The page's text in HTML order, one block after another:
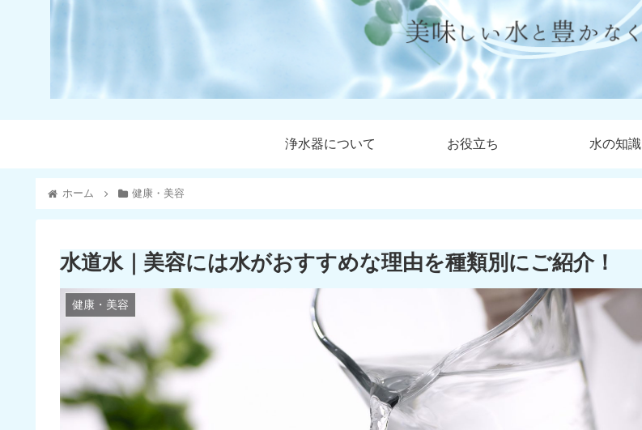
浄水器について お役立ち 水の知識
ホーム 健康・美容
水道水｜美容には水がおすすめな理由を種類別にご紹介！
健康・美容